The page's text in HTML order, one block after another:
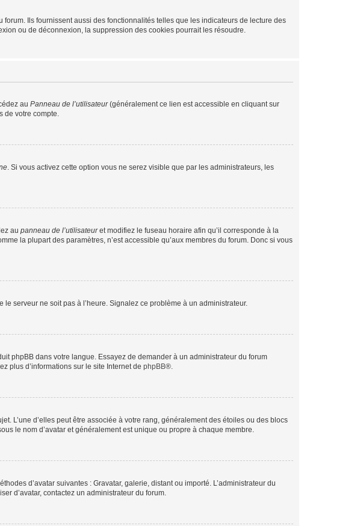
Ils fournissent aussi des fonctionnalités telles que les indicateurs de lecture des
ou de déconnexion, la suppression des cookies pourrait les résoudre.
au Panneau de l’utilisateur(généralement ce lien est accessible en cliquant sur
de votre compte.
. Si vous activez cette option vous ne serez visible que par les administrateurs, les
au panneau de l’utilisateuret modifiez le fuseau horaire afin qu’il corresponde à la
la plupart des paramètres, n’est accessible qu’aux membres du forum. Donc si vous
serveur ne soit pas à l’heure. Signalez ce problème à un administrateur.
phpBB dans votre langue. Essayez de demander à un administrateur du forum
plus d’informations sur le site Internet de phpBB®.
L’une d’elles peut être associée à votre rang, généralement des étoiles ou des blocs
le nom d’avatar et généralement est unique ou propre à chaque membre.
d’avatar suivantes : Gravatar, galerie, distant ou importé. L’administrateur du
d’avatar, contactez un administrateur du forum.